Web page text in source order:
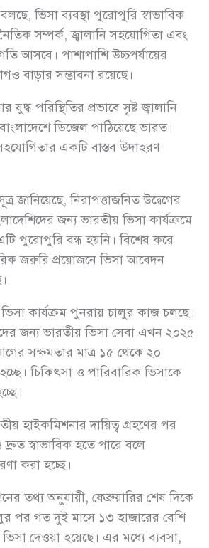
ভিসা ব্যবস্থা পুরোপুরি স্বাভাবিক
সম্পর্ক, জ্বালানি সহযোগিতা এবং
আসবে। পাশাপাশি উচ্চপর্যায়ের
বাড়ার সম্ভাবনা রয়েছে।
যুদ্ধ পরিস্থিতির প্রভাবে সৃষ্ট জ্বালানি
ডিজেল পাঠিয়েছে ভারত।
একটি বাস্তব উদাহরণ
জানিয়েছে, নিরাপত্তাজনিত উদ্বেগের
জন্য ভারতীয় ভিসা কার্যক্রমে
পুরোপুরি বন্ধ হয়নি। বিশেষ করে
জরুরি প্রয়োজনে ভিসা আবেদন
ভিসা কার্যক্রম পুনরায় চালুর কাজ চলছে।
জন্য ভারতীয় ভিসা সেবা এখন ২০২৫
সক্ষমতার মাত্র ১৫ থেকে ২০
চিকিৎসা ও পারিবারিক ভিসাকে
হাইকমিশনার দায়িত্ব গ্রহণের পর
স্বাভাবিক হতে পারে বলে
করা হচ্ছে।
তথ্য অনুযায়ী, ফেব্রুয়ারির শেষ দিকে
পর গত দুই মাসে ১৩ হাজারের বেশি
দেওয়া হয়েছে। এর মধ্যে ব্যবসা,